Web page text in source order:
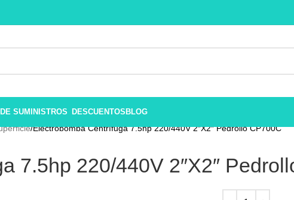
SUMINISTROS DESCUENTOS BLOG
Electrobomba Centrífuga 7.5hp 220/440V 2″X2″ Pedrollo CP700C
7.5hp 220/440V 2″X2″